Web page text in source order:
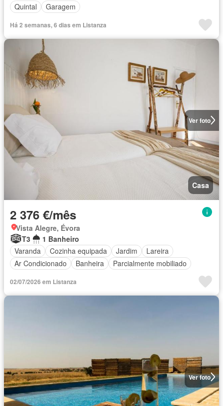
Quintal
Garagem
Há 2 semanas, 6 dias em Listanza
Ver foto
Casa
2 376 €/mês
Vista Alegre, Évora
T3
1 Banheiro
Varanda
Cozinha equipada Jardim
Lareira
Ar Condicionado
Banheira Parcialmente mobiliado
02/07/2026 em Listanza
Ver foto